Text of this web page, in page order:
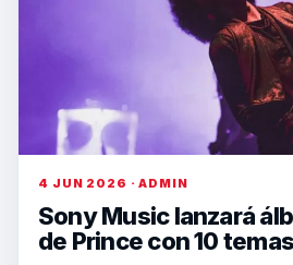
4 JUN 2026 · ADMIN
Sony Music lanzará
de Prince con 10